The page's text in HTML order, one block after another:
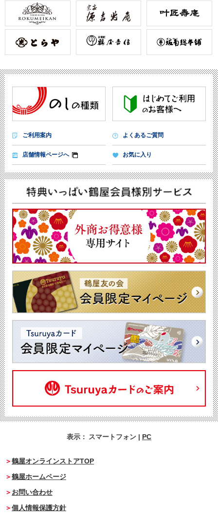
ご利用案内 よくあるご質問
店舗情報ページへ お気に入り
表示： スマートフォン | PC
鶴屋オンラインストアTOP
鶴屋ホームページ
お問い合わせ
個人情報保護方針